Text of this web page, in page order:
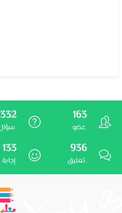
163
عضو.
332
سؤال.
936
تعليق.
133
إجابة.